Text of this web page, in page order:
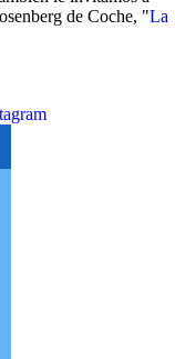
de Coche, "La